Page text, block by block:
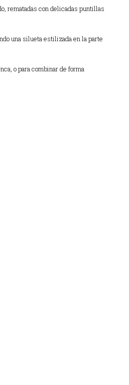
rematadas con delicadas puntillas
una silueta estilizada en la parte
o para combinar de forma